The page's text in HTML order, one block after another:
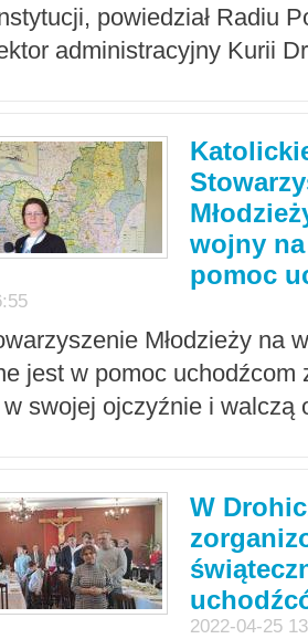
powiedział Radiu
administracyjny Kurii
wojny
pomoc
Młodzieży na
jest w pomoc uchodźcom
swojej ojczyźnie i walczą
W
2022-04-25